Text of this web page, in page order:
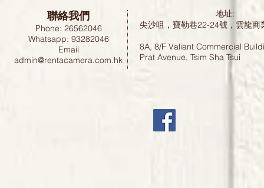
聯絡我們
Phone: 26562046
Whatsapp: 93282046
Email
admin@rentacamera.com.hk
地址:
尖沙咀，寶勒巷22-24號，雲龍
8A, 8/F Valiant Commercial
Prat Avenue, Tsim Sha Tsui